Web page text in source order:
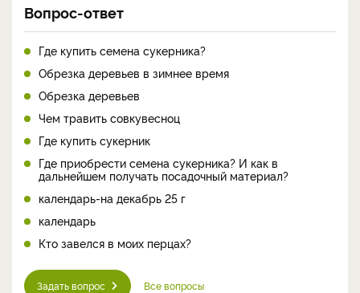
Вопрос-ответ
Где купить семена сукерника?
Обрезка деревьев в зимнее время
Обрезка деревьев
Чем травить совкувесноц
Где купить сукерник
Где приобрести семена сукерника? И как в
дальнейшем получать посадочный материал?
календарь-на декабрь 25 г
календарь
Кто завелся в моих перцах?
Задать вопрос Все вопросы